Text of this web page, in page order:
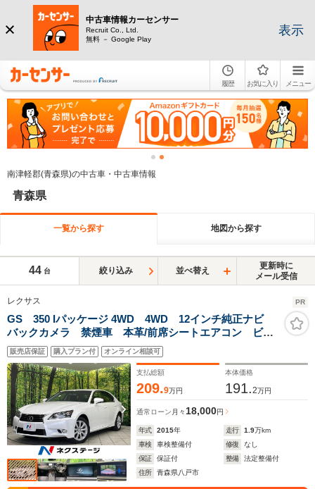
中古車情報カーセンサー
Recruit Co., Ltd.
無料 － Google Play
表示
履歴 お気に入り メニュー
南津軽郡(青森県)の中古車・中古車情報
青森県
一覧から探す 地図から探す
44 台 絞り込み 並べ替え
更新時に
メール受信
レクサス PR
GS 350 Iパッケージ 4WD 4WD 12インチ純正ナビ
バックカメラ 禁煙車 本革/前席シートエアコン ビル
トイン2.0ETC 通信用USB入力端子クルコン 純正17イ
ンチアルミ デュアルエアコン Bluetooth フルセグ
販売店保証 購入プラン付 オンライン相談可
支払総額
209.9万円
本体価格
191.2万円
通常ローン 月々18,000円
年式 2015年 走行 1.9万km
車検
車検整備付 修復
なし
保証
保証付 整備
法定整備付
住所
青森県八戸市